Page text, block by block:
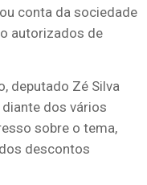
conta da sociedade
autorizados de
deputado Zé Silva
dos vários
sobre o tema,
descontos